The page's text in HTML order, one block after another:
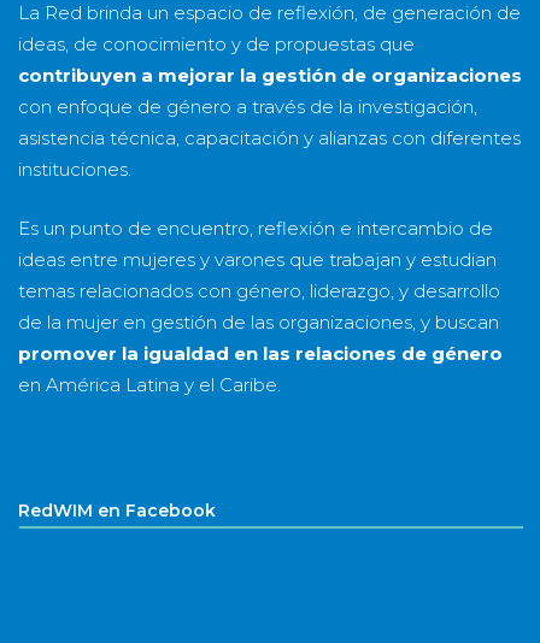
La Red brinda un espacio de reflexión, de generación de
ideas, de conocimiento y de propuestas que
contribuyen a mejorar la gestión de organizaciones
con enfoque de género a través de la investigación,
asistencia técnica, capacitación y alianzas con diferentes
instituciones.
Es un punto de encuentro, reflexión e intercambio de
ideas entre mujeres y varones que trabajan y estudian
temas relacionados con género, liderazgo, y desarrollo
de la mujer en gestión de las organizaciones, y buscan
promover la igualdad en las relaciones de género
en América Latina y el Caribe.
RedWIM en Facebook